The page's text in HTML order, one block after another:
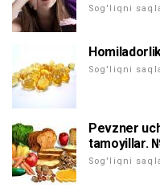
Sog'liqni
Sog'liqni
Pevzner
tamoyillar.
Sog'liqni